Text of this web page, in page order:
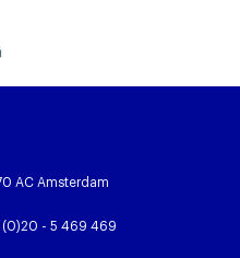
AC Amsterdam
(0)20 - 5 469 469